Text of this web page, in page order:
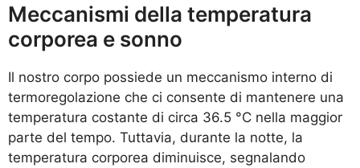
Meccanismi della temperatura
corporea e sonno
Il nostro corpo possiede un meccanismo interno di
termoregolazione che ci consente di mantenere una
temperatura costante di circa 36.5 °C nella maggior
parte del tempo. Tuttavia, durante la notte, la
temperatura corporea diminuisce, segnalando